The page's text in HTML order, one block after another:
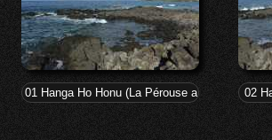
01 Hanga Ho Honu (La Pérouse a débarqué le
02